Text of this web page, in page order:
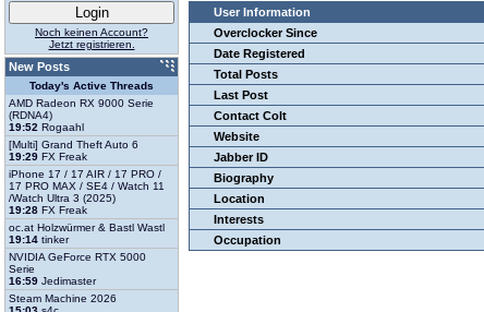
User Information
Overclocker Since
Date Registered
Total Posts
Last Post
Contact Colt
Website
Jabber ID
Biography
Location
Interests
Occupation
Noch keinen Account?
Jetzt registrieren.
New Posts
Today's Active Threads
AMD Radeon RX 9000 Serie
(RDNA4)
19:52 Rogaahl
[Multi] Grand Theft Auto 6
19:29 FX Freak
iPhone 17 / 17 AIR / 17 PRO /
17 PRO MAX / SE4 / Watch 11
/Watch Ultra 3 (2025)
19:28 FX Freak
oc.at Holzwürmer & Bastl Wastl
19:14 tinker
NVIDIA GeForce RTX 5000
Serie
16:59 Jedimaster
Steam Machine 2026